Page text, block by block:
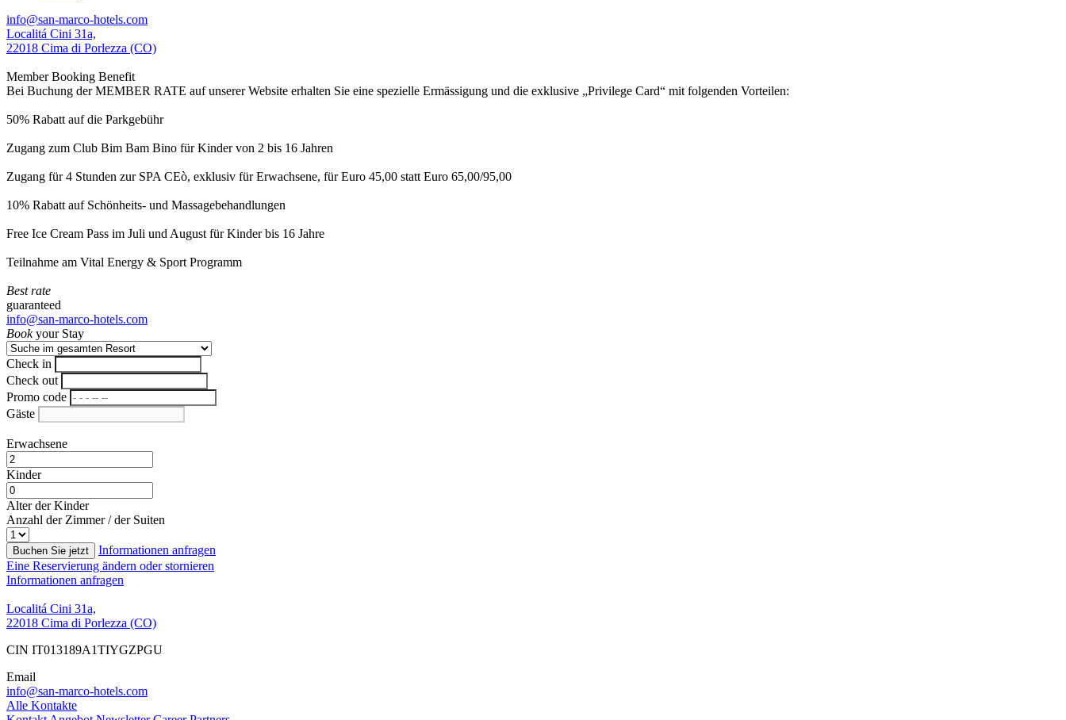
info@san-marco-hotels.com
Localitá Cini 31a,
22018 Cima di Porlezza (CO)
Member Booking Benefit
Bei Buchung der MEMBER RATE auf unserer Website erhalten Sie eine spezielle Ermässigung und die exklusive „Privilege Card“ mit folgenden Vorteilen:
50% Rabatt auf die Parkgebühr
Zugang zum Club Bim Bam Bino für Kinder von 2 bis 16 Jahren
Zugang für 4 Stunden zur SPA CEò, exklusiv für Erwachsene, für Euro 45,00 statt Euro 65,00/95,00
10% Rabatt auf Schönheits- und Massagebehandlungen
Free Ice Cream Pass im Juli und August für Kinder bis 16 Jahre
Teilnahme am Vital Energy & Sport Programm
Best rate
guaranteed
info@san-marco-hotels.com
Bookyour Stay
Check in
Check out
Promo code
Gäste
Erwachsene
Kinder
Alter der Kinder
Anzahl der Zimmer / der Suiten
Buchen Sie jetzt
Informationen anfragen
Eine Reservierung ändern oder stornieren
Informationen anfragen
Localitá Cini 31a,
22018 Cima di Porlezza (CO)
CIN IT013189A1TIYGZPGU
Email
info@san-marco-hotels.com
Alle Kontakte